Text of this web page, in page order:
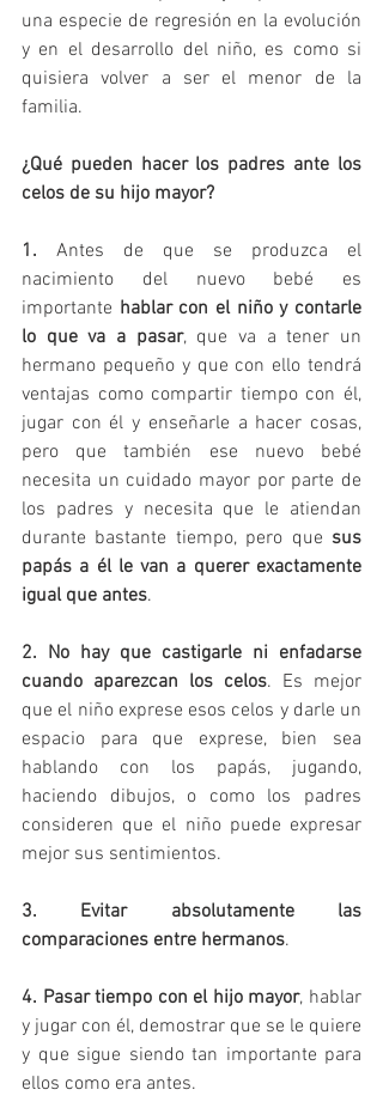
una especie de regresión en la evolución
y en el desarrollo del niño, es como si
quisiera volver a ser el menor de la
familia.
¿Qué pueden hacer los padres ante los
celos de su hijo mayor?
1. Antes de que se produzca el
nacimiento del nuevo bebé es
importante hablar con el niño y contarle
lo que va a pasar, que va a tener un
hermano pequeño y que con ello tendrá
ventajas como compartir tiempo con él,
jugar con él y enseñarle a hacer cosas,
pero que también ese nuevo bebé
necesita un cuidado mayor por parte de
los padres y necesita que le atiendan
durante bastante tiempo, pero que sus
papás a él le van a querer exactamente
igual que antes.
2. No hay que castigarle ni enfadarse
cuando aparezcan los celos. Es mejor
que el niño exprese esos celos y darle un
espacio para que exprese, bien sea
hablando con los papás, jugando,
haciendo dibujos, o como los padres
consideren que el niño puede expresar
mejor sus sentimientos.
3. Evitar absolutamente las
comparaciones entre hermanos.
4. Pasar tiempo con el hijo mayor, hablar
y jugar con él, demostrar que se le quiere
y que sigue siendo tan importante para
ellos como era antes.